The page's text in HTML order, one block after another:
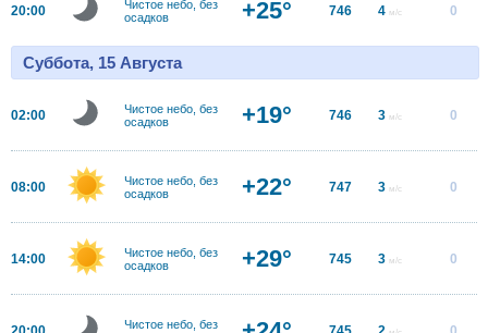
20:00
Чистое небо, без
осадков
+25° 746 4 м/с 0
Суббота, 15 Августа
02:00
Чистое небо, без
осадков
+19° 746 3 м/с 0
08:00
Чистое небо, без
осадков
+22° 747 3 м/с 0
14:00
Чистое небо, без
осадков
+29° 745 3 м/с 0
Чистое небо, без